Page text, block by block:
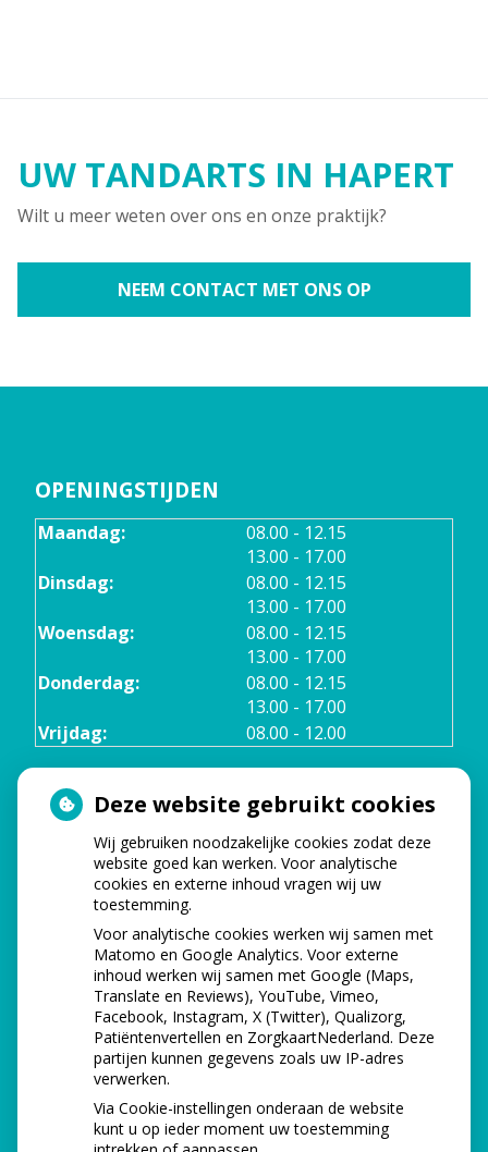
UW TANDARTS IN HAPERT
Wilt u meer weten over ons en onze praktijk?
NEEM CONTACT MET ONS OP
OPENINGSTIJDEN
Maandag: 08.00 tot
- 12.15
13.00 tot
- 17.00
Dinsdag:
08.00 tot
- 12.15
13.00 tot
- 17.00
Woensdag:
08.00 tot
- 12.15
13.00 tot
- 17.00
Donderdag:
08.00 tot
- 12.15
13.00 tot
- 17.00
Vrijdag:
08.00 - 12.00
TELEFONISCHE BEREIKBAARHEID
Maandag: 08.00 - 17.00
Dinsdag: 08.00 - 12.00
Woensdag 08.00 - 17.00
Donderdag: 08.00 - 17.00
Vrijdag: 08.00 - 12.00
Deze website gebruikt cookies
Wij gebruiken noodzakelijke cookies zodat deze
website goed kan werken. Voor analytische
cookies en externe inhoud vragen wij uw
toestemming.
Voor analytische cookies werken wij samen met
Matomo en Google Analytics. Voor externe
inhoud werken wij samen met Google (Maps,
Translate en Reviews), YouTube, Vimeo,
Facebook, Instagram, X (Twitter), Qualizorg,
Patiëntenvertellen en ZorgkaartNederland. Deze
partijen kunnen gegevens zoals uw IP-adres
verwerken.
Via Cookie-instellingen onderaan de website
kunt u op ieder moment uw toestemming